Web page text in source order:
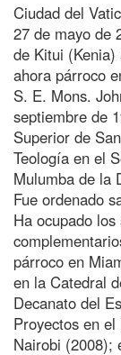
Ciudad del
27 de mayo de
de Kitui
ahora párroco
S. E. Mons.
septiembre de
Superior de
Teología en el
Mulumba de la
Fue ordenado
Ha ocupado
párroco en
en la Catedral
Decanato del
Proyectos en
Nairobi (2008);